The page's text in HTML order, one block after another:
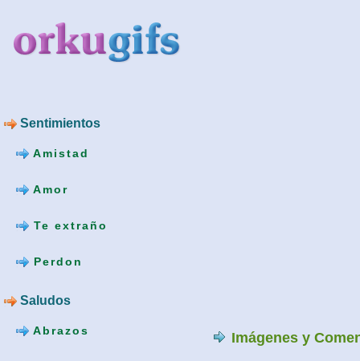
Sentimientos
Amistad
Amor
Te extraño
Perdon
Saludos
Abrazos Imágenes y